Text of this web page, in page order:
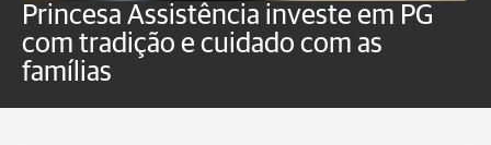
Princesa Assistência investe em PG
com tradição e cuidado com as
famílias